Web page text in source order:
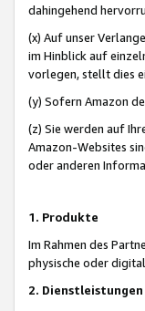
dahingehend
(x) Auf unser
im Hinblick auf
vorlegen, stellt dies
(y) Sofern Amazon
(z) Sie werden auf
Amazon-Websites
oder anderen
1. Produkte
Im Rahmen des
physische oder
2. Dienstleistungen